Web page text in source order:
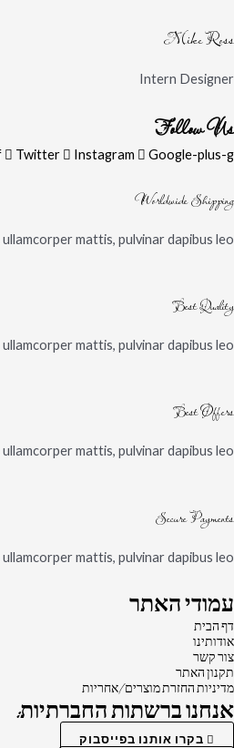
Mike Ross
Intern Designer
Follow Us
Twitter Instagram Google-plus-g
Worldwide Shipping
mattis, pulvinar dapibus leo.
Best Quality
mattis, pulvinar dapibus leo.
Best Offers
mattis, pulvinar dapibus leo.
Secure Payments
mattis, pulvinar dapibus leo.
עמודי האתר
דף הבית
אודותינו
צור קשר
תקנון האתר
מדיניות החזרת מוצרים/אחריות
אנחנו ברשתות החברתיות:
בקרו אותנו בפייסבוק